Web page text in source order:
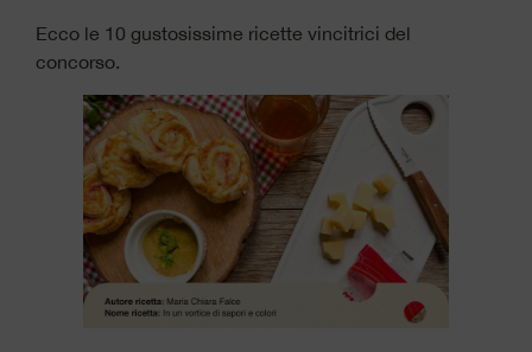
Ecco le 10 gustosissime ricette vincitrici del
concorso.